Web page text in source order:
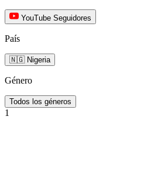
YouTube Seguidores
País
🇳🇬 Nigeria
Género
Todos los géneros
1